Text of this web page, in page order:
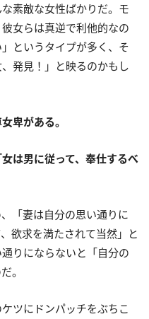
素敵な女性ばかりだ。モ
女らは真逆で利他的なの
というタイプが多く、そ
発見！」と映るのかもし
卑がある。
は男に従って、奉仕するべ
「妻は自分の思い通りに
欲求を満たされて当然」と
りにならないと「自分の
。
ツにドンパッチをぶちこ